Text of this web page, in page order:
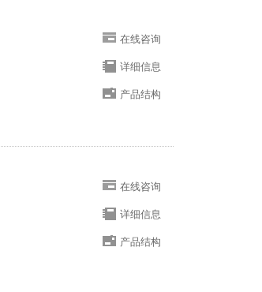
在线咨询
详细信息
产品结构
在线咨询
详细信息
产品结构